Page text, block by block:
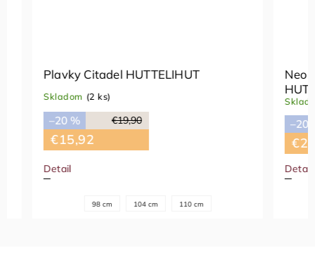
Plavky Citadel HUTTELIHUT
Skladom (2 ks)
€19,90
–20 %
€15,92
Detail
98 cm 104 cm 110 cm
Skladom
–20 %
Detail